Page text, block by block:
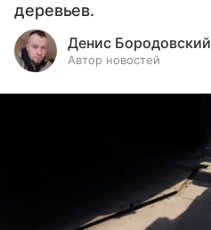
деревьев.
Денис Бородовский
Автор новостей